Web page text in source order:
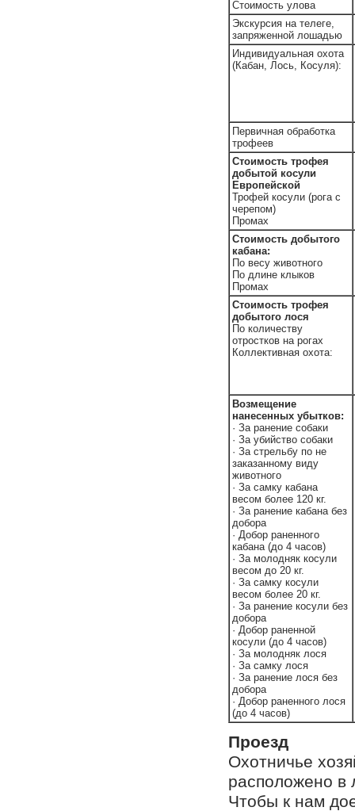
Стоимость улова
Экскурсия на телеге,
запряженной лошадью
Индивидуальная охота
(Кабан, Лось, Косуля):
Первичная обработка
трофеев
Стоимость трофея
добытой косули
Европейской
Трофей косули (рога с
черепом)
Промах
Стоимость добытого
кабана:
По весу животного
По длине клыков
Промах
Стоимость трофея
добытого лося
По количеству
отростков на рогах
Коллективная охота:
Возмещение
нанесенных убытков:
· За ранение собаки
· За убийство собаки
· За стрельбу по не
заказанному виду
животного
· За самку кабана
весом более 120 кг.
· За ранение кабана без
добора
· Добор раненного
кабана (до 4 часов)
· За молодняк косули
весом до 20 кг.
· За самку косули
весом более 20 кг.
· За ранение косули без
добора
· Добор раненной
косули (до 4 часов)
· За молодняк лося
· За самку лося
· За ранение лося без
добора
· Добор раненного лося
(до 4 часов)
Проезд
Охотничье
расположено в
Чтобы к нам